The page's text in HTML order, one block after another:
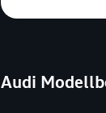
Audi